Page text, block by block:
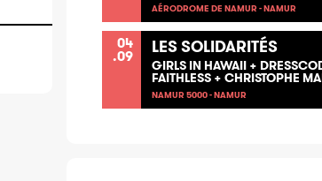
AÉRODROME DE NAMUR - NAMUR
04
.09 LES SOLIDARITÉS
GIRLS IN HAWAII +
FAITHLESS + CHRISTOPHE
NAMUR 5000 - NAMUR